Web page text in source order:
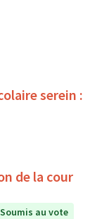
serein :
de la cour
Soumis au vote